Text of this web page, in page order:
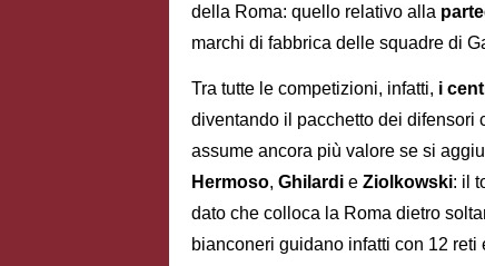
della Roma: quello relativo alla
marchi di fabbrica delle squadre di
Tra tutte le competizioni, infatti, i
diventando il pacchetto dei difensori
assume ancora più valore se si
Hermoso, Ghilardi e Ziolkowski: il
dato che colloca la Roma dietro
bianconeri guidano infatti con 12 reti